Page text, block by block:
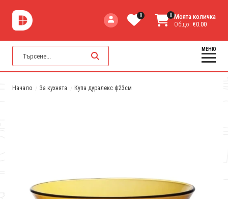
0 0 Моята количка
Общо: €0.00
МЕНЮ
Начало За кухнята Купа дуралекс ф23см